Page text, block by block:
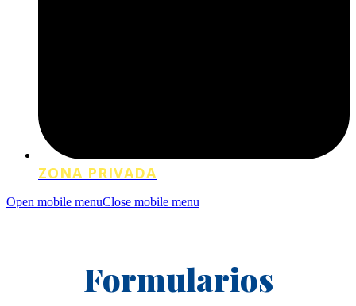
ZONA PRIVADA
Open mobile menuClose mobile menu
Formularios